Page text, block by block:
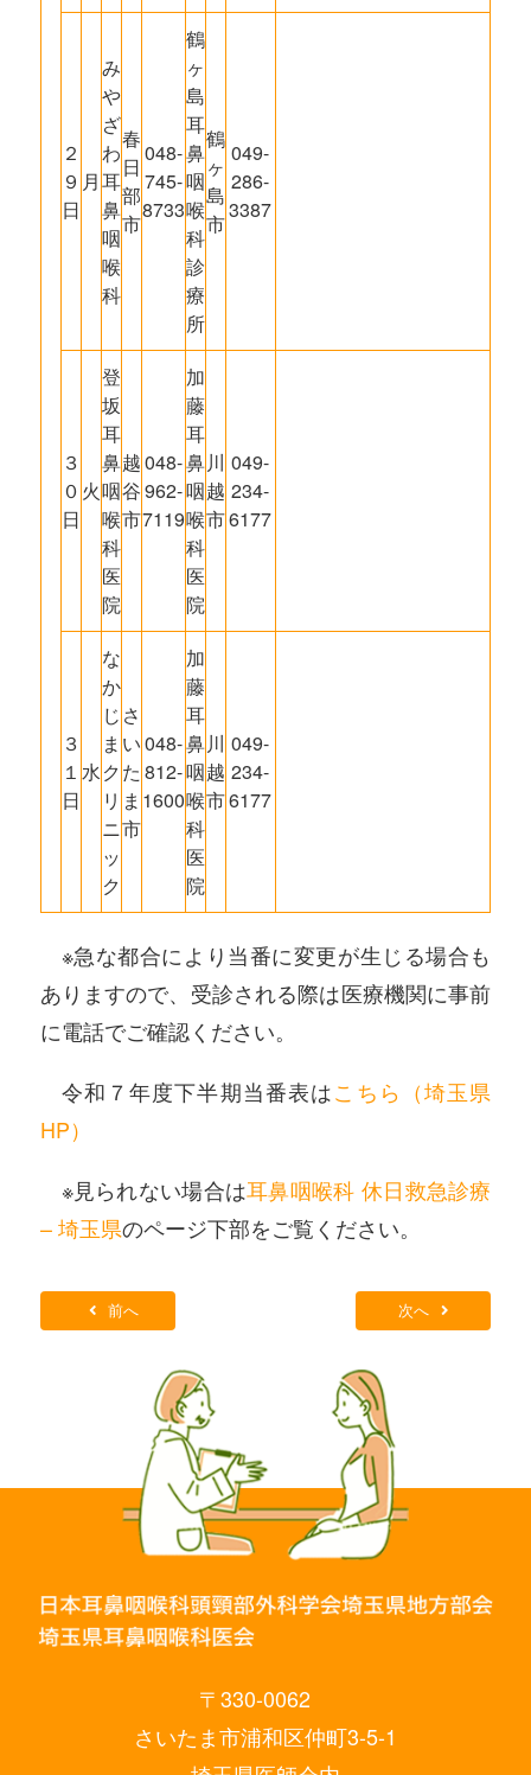
２
９
日
月
み
や
ざ
わ
耳
鼻
咽
喉
科
春
日
部
市
048-
745-
8733
鶴
ヶ
島
耳
鼻
咽
喉
科
診
療
所
鶴
ヶ
島
市
049-
286-
3387
３
０
日
火
登
坂
耳
鼻
咽
喉
科
医
院
越
谷
市
048-
962-
7119
加
藤
耳
鼻
咽
喉
科
医
院
川
越
市
049-
234-
6177
３
１
日
水
な
か
じ
ま
ク
リ
ニ
ッ
ク
さ
い
た
ま
市
048-
812-
1600
加
藤
耳
鼻
咽
喉
科
医
院
川
越
市
049-
234-
6177
※急な都合により当番に変更が生じる場合も
ありますので、受診される際は医療機関に事前
に電話でご確認ください。
令和７年度下半期当番表はこちら（埼玉県
HP）
※見られない場合は耳鼻咽喉科 休日救急診療
– 埼玉県のページ下部をご覧ください。
前へ 次へ
〒330-0062
さいたま市浦和区仲町3-5-1